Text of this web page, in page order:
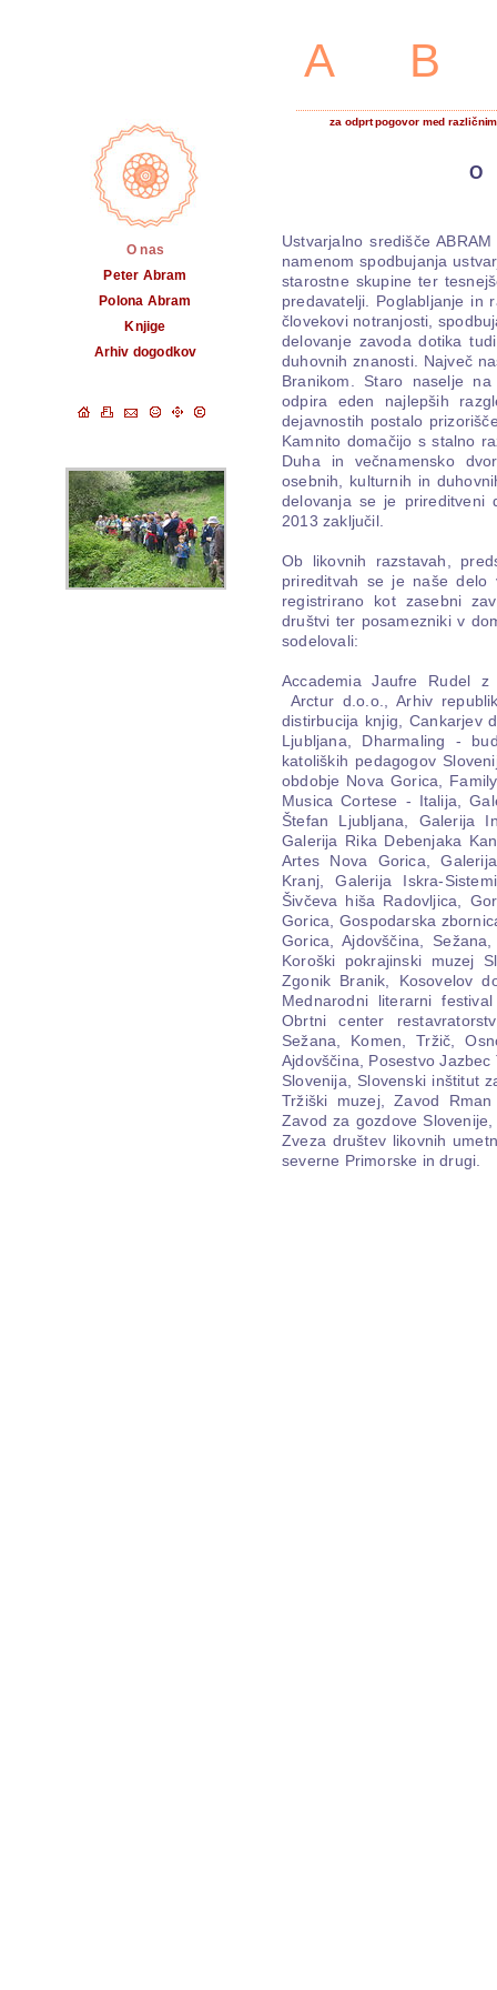
za odprt pogovor med
O nas
Peter Abram
Polona Abram
Knjige
Arhiv dogodkov
Ustvarjalno središče
namenom spodbujanja
starostne skupine ter
predavatelji. Poglabljanje in
človekovi notranjosti,
delovanje zavoda dotika
duhovnih znanosti. Največ
Branikom. Staro naselje
odpira eden najlepših
dejavnostih postalo
Kamnito domačijo s stalno
Duha in večnamensko
osebnih, kulturnih in
delovanja se je prireditveni
2013 zaključil.
Ob likovnih razstavah,
prireditvah se je naše
registrirano kot zasebni
društvi ter posamezniki v
sodelovali:
Accademia Jaufre Rudel
Arctur d.o.o., Arhiv
distirbucija knjig, Cankarjev
Ljubljana, Dharmaling -
katoliških pedagogov
obdobje Nova Gorica,
Musica Cortese - Italija,
Štefan Ljubljana, Galerija
Galerija Rika Debenjaka
Artes Nova Gorica,
Kranj, Galerija Iskra-
Šivčeva hiša Radovljica,
Gorica, Gospodarska
Gorica, Ajdovščina,
Koroški pokrajinski muzej
Zgonik Branik, Kosovelov
Mednarodni literarni
Obrtni center
Sežana, Komen, Tržič,
Ajdovščina, Posestvo
Slovenija, Slovenski inštitut
Tržiški muzej, Zavod
Zavod za gozdove
Zveza društev likovnih
severne Primorske in drugi.